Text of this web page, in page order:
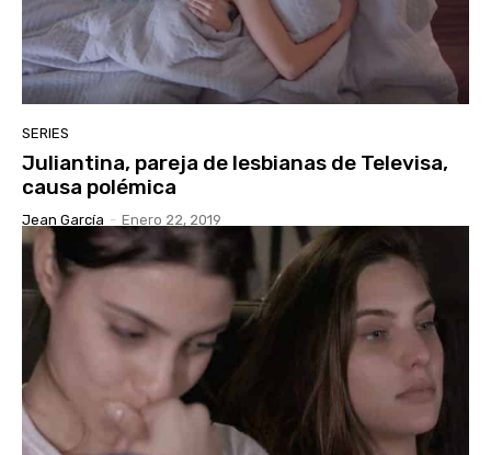
SERIES
Juliantina, pareja de lesbianas de Televisa,
causa polémica
Jean García - Enero 22, 2019